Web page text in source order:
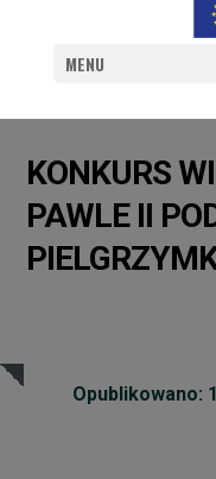
MENU
KONKURS
PAWLE II
Opublikowano: